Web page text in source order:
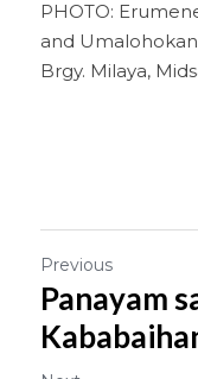
PHOTO:
and
Brgy. Milaya,
Previous
Panayam